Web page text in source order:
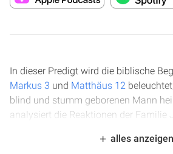
In dieser Predigt wird die biblische
Markus 3 und Matthäus 12
blind und stumm geborenen Mann
analysiert die Reaktionen der Familie
unterstellen. Dabei wird diealles anzeigen